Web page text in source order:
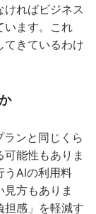
ければビジネス
います。これ
てきているわけ
ンと同じくら
能性もありま
うAIの利用料
方もありま
担感」を軽減す